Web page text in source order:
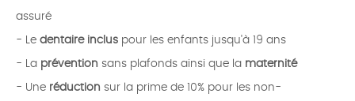
assuré
- Le dentaire inclus pour les enfants jusqu'à 19 ans
- La prévention sans plafonds ainsi que la maternité
- Une réduction sur la prime de 10% pour les non-